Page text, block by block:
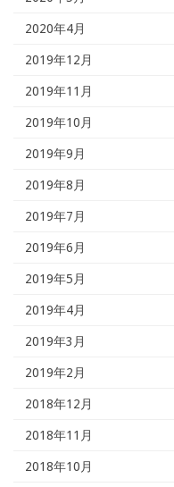
2020年4月
2019年12月
2019年11月
2019年10月
2019年9月
2019年8月
2019年7月
2019年6月
2019年5月
2019年4月
2019年3月
2019年2月
2018年12月
2018年11月
2018年10月